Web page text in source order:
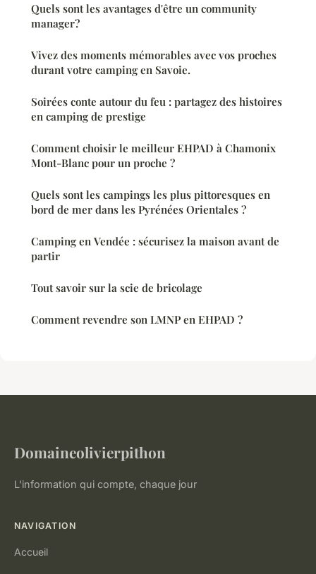
Quels sont les avantages d'être un community
manager?
Vivez des moments mémorables avec vos proches
durant votre camping en Savoie.
Soirées conte autour du feu : partagez des histoires
en camping de prestige
Comment choisir le meilleur EHPAD à Chamonix
Mont-Blanc pour un proche ?
Quels sont les campings les plus pittoresques en
bord de mer dans les Pyrénées Orientales ?
Camping en Vendée : sécurisez la maison avant de
partir
Tout savoir sur la scie de bricolage
Comment revendre son LMNP en EHPAD ?
Domaineolivierpithon
L'information qui compte, chaque jour
NAVIGATION
Accueil